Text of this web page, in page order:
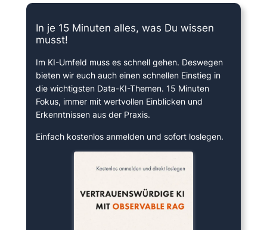
In je 15 Minuten alles, was Du wissen
musst!
Im KI-Umfeld muss es schnell gehen. Deswegen
bieten wir euch auch einen schnellen Einstieg in
die wichtigsten Data-KI-Themen. 15 Minuten
Fokus, immer mit wertvollen Einblicken und
Erkenntnissen aus der Praxis.
Einfach kostenlos anmelden und sofort loslegen.